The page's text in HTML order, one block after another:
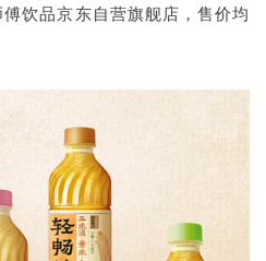
饮品京东自营旗舰店，售价均